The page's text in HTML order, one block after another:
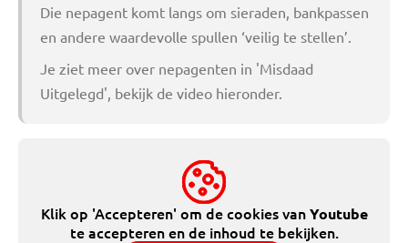
Die nepagent komt langs om sieraden, bankpassen
en andere waardevolle spullen ‘veilig te stellen’.
Je ziet meer over nepagenten in 'Misdaad
Uitgelegd', bekijk de video hieronder.
Klik op 'Accepteren' om de cookies vanYoutube
te accepteren en de inhoud te bekijken.